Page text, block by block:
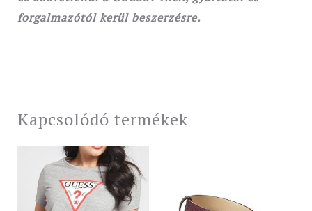
forgalmazótól kerül beszerzésre.
Kapcsolódó termékek
990 Ft.